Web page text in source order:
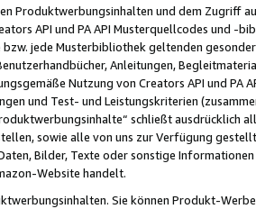
Produktwerbungsinhalten und dem Zugriff
API und PA API Musterquellcodes und
jede Musterbibliothek geltenden
Anleitungen,
Nutzung von Creators API und PA
und Test- und Leistungskriterien
schließt ausdrücklich
sowie alle von uns zur Verfügung
Bilder, Texte oder sonstige
Website handelt.
Sie können Produkt-